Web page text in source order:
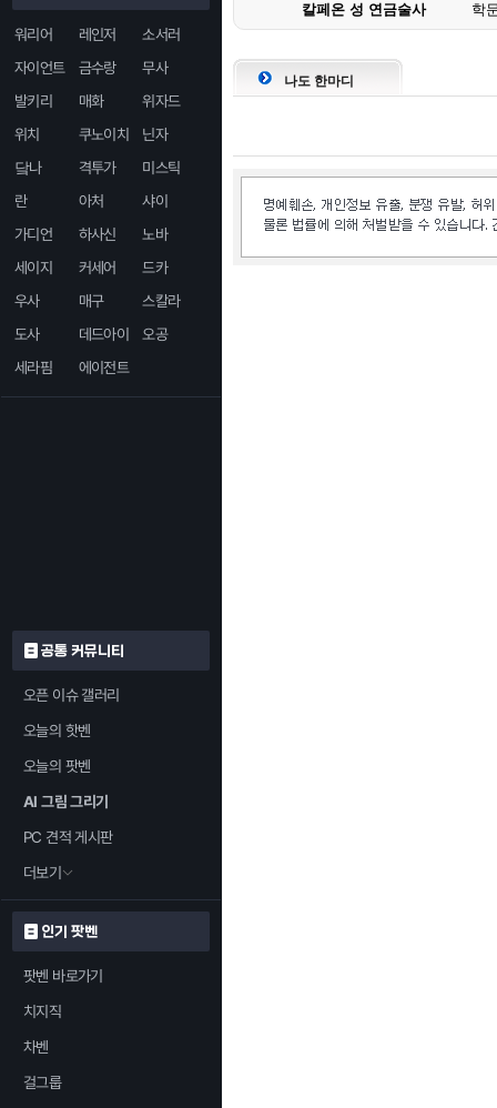
워리어 레인저
소서러
자이언트
금수랑
무사
발키리
매화
위자드
위치
쿠노이치
닌자
닼나
격투가
미스틱
란
아처
샤이
가디언
하사신
노바
세이지
커세어
드카
우사
매구
스칼라
도사
데드아이
오공
세라핌
에이전트
공통 커뮤니티
오픈 이슈 갤러리
오늘의 핫벤
오늘의 팟벤
AI 그림 그리기
PC 견적 게시판
더보기
인기 팟벤
팟벤 바로가기
치지직
차벤
걸그룹
칼페온 성 연금술사
학
나도 한마디